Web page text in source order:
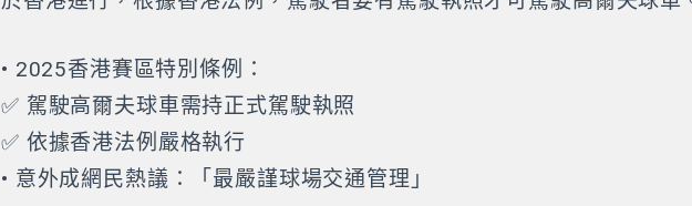
• 2025香港賽區特別條例：
✅ 駕駛高爾夫球車需持正式駕駛執照
✅ 依據香港法例嚴格執行
• 意外成網民熱議：「最嚴謹球場交通管理」